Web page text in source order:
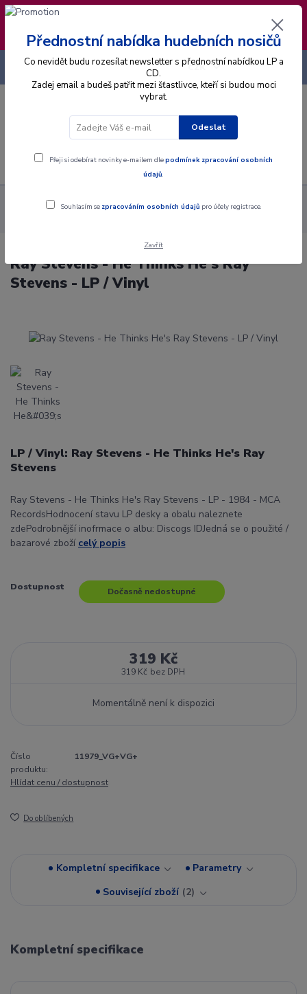
❣️ Od 4.8. do 13.8. čerpám dovolenou. Datum
expedice objednávek se posouvá na pátek
14.8.2026 🐋
Menu
CZK
+420 725 736 293
Alba Gramodesky
Ray Stevens - He Thinks He's Ray
Ray Stevens - He Thinks He's Ray
Stevens - LP / Vinyl
LP / Vinyl: Ray Stevens - He Thinks He's Ray
Stevens
Ray Stevens - He Thinks He's Ray Stevens - LP - 1984 - MCA
RecordsHodnocení stavu LP desky a obalu naleznete
zdePodrobnější inofrmace o albu: Discogs IDJedná se o použité /
bazarové zboží celý popis
Dostupnost Dočasně nedostupné
319 Kč
319 Kč bez DPH
Momentálně není k dispozici
Číslo
produktu:
11979_VG+VG+
Hlídat cenu / dostupnost
Do oblíbených
Kompletní specifikace
Parametry
Související zboží 2
Kompletní specifikace
Přednostní nabídka hudebních nosičů
Co nevidět budu rozesílat newsletter s přednostní nabídkou LP a
CD.
Zadej email a budeš patřit mezi šťastlivce, kteří si budou moci
vybrat.
Odeslat
Přeji si odebírat novinky e-mailem dlepodmínek zpracování osobních
údajů.
Souhlasím se zpracováním osobních údajů pro účely registrace.
Zavřít